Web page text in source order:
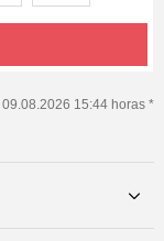
09.08.2026 15:44 horas *